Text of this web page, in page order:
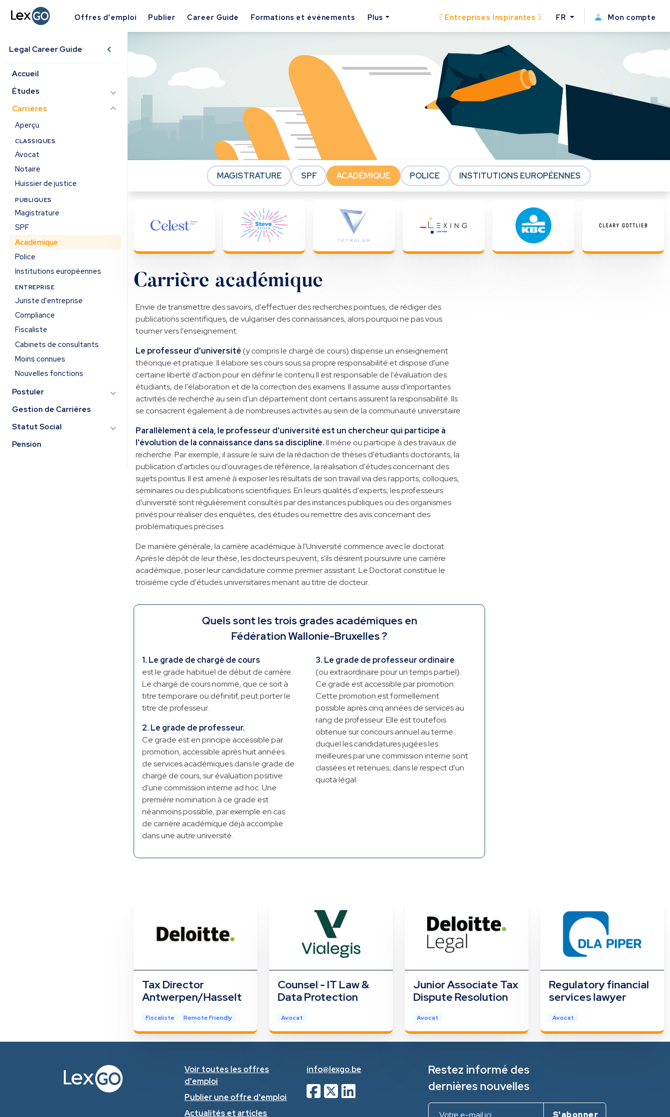
Offres d'emploi Publier Career Guide Formations et événements Plus Entreprises Inspirantes FR Mon compte
Legal Career Guide
Accueil
Études
Carrières
Aperçu
CLASSIQUES
Avocat
Notaire
Huissier de justice
PUBLIQUES
Magistrature
SPF
Académique
Police
Institutions européennes
ENTREPRISE
Juriste d'entreprise
Compliance
Fiscaliste
Cabinets de consultants
Moins connues
Nouvelles fonctions
Postuler
Gestion de Carrières
Statut Social
Pension
MAGISTRATURE SPF ACADÉMIQUE POLICE INSTITUTIONS EUROPÉENNES
Carrière académique
Envie de transmettre des savoirs, d'effectuer des recherches pointues, de rédiger des
publications scientifiques, de vulgariser des connaissances, alors pourquoi ne pas vous
tourner vers l'enseignement.
Le professeur d'université(y compris le chargé de cours) dispense un enseignement
théorique et pratique. Il élabore ses cours sous sa propre responsabilité et dispose d'une
certaine liberté d'action pour en définir le contenu.Il est responsable de l'évaluation des
étudiants, de l'élaboration et de la correction des examens. Il assume aussi d'importantes
activités de recherche au sein d'un département dont certains assurent la responsabilité. Ils
se consacrent également à de nombreuses activités au sein de la communauté universitaire.
Parallèlement à cela, le professeur d'université est un chercheur qui participe à
l'évolution de la connaissance dans sa discipline.Il mène ou participe à des travaux de
recherche. Par exemple, il assure le suivi de la rédaction de thèses d'étudiants doctorants, la
publication d'articles ou d'ouvrages de référence, la réalisation d'études concernant des
sujets pointus. Il est amené à exposer les résultats de son travail via des rapports, colloques,
séminaires ou des publications scientifiques. En leurs qualités d'experts, les professeurs
d'université sont régulièrement consultés par des instances publiques ou des organismes
privés pour réaliser des enquêtes, des études ou remettre des avis concernant des
problématiques précises.
De manière générale, la carrière académique à l'Université commence avec le doctorat.
Après le dépôt de leur thèse, les docteurs peuvent, s'ils désirent poursuivre une carrière
académique, poser leur candidature comme premier assistant. Le Doctorat constitue le
troisième cycle d'études universitaires menant au titre de docteur.
Quels sont les trois grades académiques en
Fédération Wallonie-Bruxelles ?
1. Le grade de chargé de cours
est le grade habituel de début de carrière.
Le chargé de cours nommé, que ce soit à
titre temporaire ou définitif, peut porter le
titre de professeur.
2. Le grade de professeur.
Ce grade est en principe accessible par
promotion, accessible après huit années
de services académiques dans le grade de
chargé de cours, sur évaluation positive
d'une commission interne ad hoc. Une
première nomination à ce grade est
néanmoins possible, par exemple en cas
de carrière académique déjà accomplie
dans une autre université.
3. Le grade de professeur ordinaire
(ou extraordinaire pour un temps partiel).
Ce grade est accessible par promotion.
Cette promotion est formellement
possible après cinq années de services au
rang de professeur. Elle est toutefois
obtenue sur concours annuel au terme
duquel les candidatures jugées les
meilleures par une commission interne sont
classées et retenues, dans le respect d'un
quota légal.
Tax Director
Antwerpen/Hasselt
Fiscaliste Remote Friendly
Counsel - IT Law &
Data Protection
Avocat
Junior Associate Tax
Dispute Resolution
Avocat
Regulatory financial
services lawyer
Avocat
Voir toutes les offres
d'emploi
Publier une offre d'emploi
Actualités et articles
info@lexgo.be
Restez informé des
dernières nouvelles